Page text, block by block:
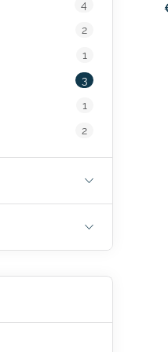
4
2
1
3
1
2
u